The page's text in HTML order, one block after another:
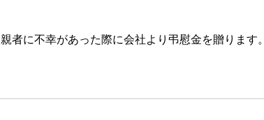
者に不幸があった際に会社より弔慰金を贈ります。